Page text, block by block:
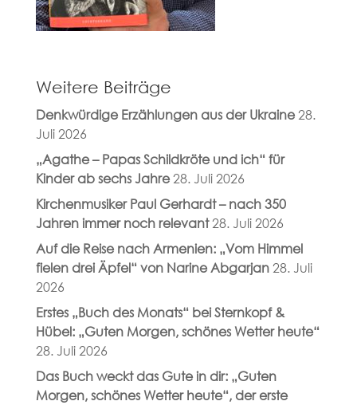
Weitere Beiträge
Denkwürdige Erzählungen aus der Ukraine 28.
Juli 2026
„Agathe – Papas Schildkröte und ich“ für
Kinder ab sechs Jahre 28. Juli 2026
Kirchenmusiker Paul Gerhardt – nach 350
Jahren immer noch relevant 28. Juli 2026
Auf die Reise nach Armenien: „Vom Himmel
fielen drei Äpfel“ von Narine Abgarjan 28. Juli
2026
Erstes „Buch des Monats“ bei Sternkopf &
Hübel: „Guten Morgen, schönes Wetter heute“
28. Juli 2026
Das Buch weckt das Gute in dir: „Guten
Morgen, schönes Wetter heute“, der erste